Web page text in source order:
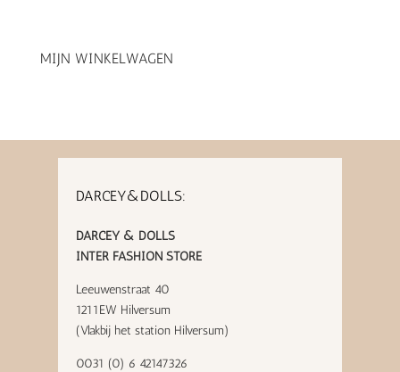
MIJN WINKELWAGEN
DARCEY&DOLLS:
DARCEY & DOLLS
INTER FASHION STORE
Leeuwenstraat 40
1211EW Hilversum
(Vlakbij het station Hilversum)
0031 (0) 6 42147326